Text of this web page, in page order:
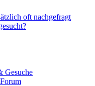
oft nachgefragt
Gesuche